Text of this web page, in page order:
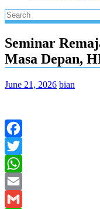
Seminar
Masa Depan,
June 21, 2026 bian
Facebook
Twitter
WhatsApp
Email